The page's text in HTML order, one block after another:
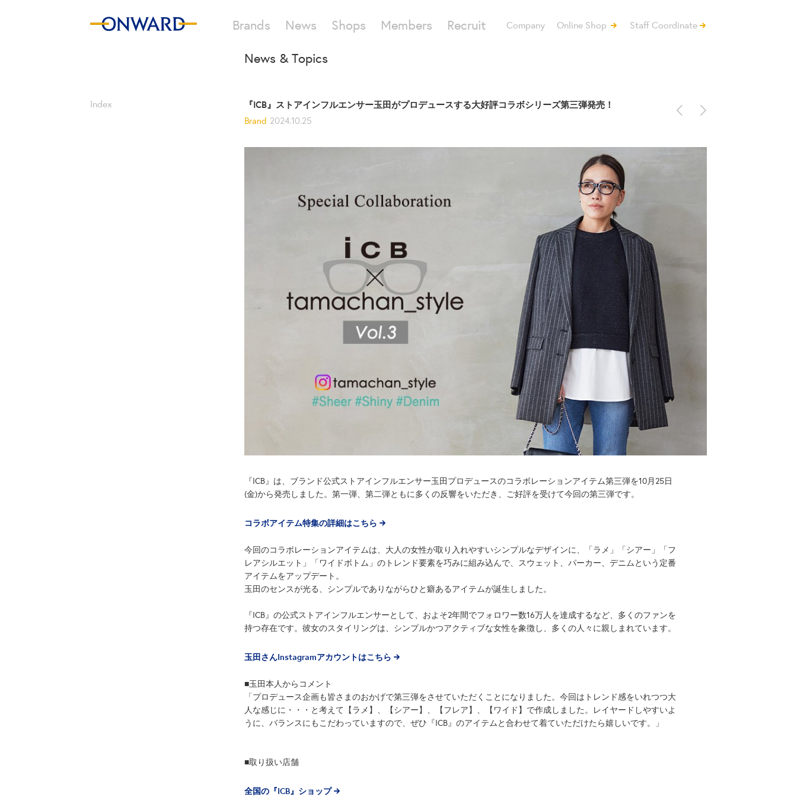
Company Online Shop Staff Coordinate
Brands News Shops Members Recruit
News & Topics
『ICB』ストアインフルエンサー玉田がプロデュースする大好評コラボシリーズ第三弾発売！
Brand 2024.10.25
『ICB』は、ブランド公式ストアインフルエンサー玉田プロデュースのコラボレーションアイテム第三弾を10月25日
(金)から発売しました。第一弾、第二弾ともに多くの反響をいただき、ご好評を受けて今回の第三弾です。
コラボアイテム特集の詳細はこちら
今回のコラボレーションアイテムは、大人の女性が取り入れやすいシンプルなデザインに、「ラメ」「シアー」「フ
レアシルエット」「ワイドボトム」のトレンド要素を巧みに組み込んで、スウェット、パーカー、デニムという定番
アイテムをアップデート。
玉田のセンスが光る、シンプルでありながらひと癖あるアイテムが誕生しました。
『ICB』の公式ストアインフルエンサーとして、およそ2年間でフォロワー数16万人を達成するなど、多くのファンを
持つ存在です。彼女のスタイリングは、シンプルかつアクティブな女性を象徴し、多くの人々に親しまれています。
玉田さんInstagramアカウントはこちら
■玉田本人からコメント
「プロデュース企画も皆さまのおかげで第三弾をさせていただくことになりました。今回はトレンド感をいれつつ大
人な感じに・・・と考えて【ラメ】、【シアー】、【フレア】、【ワイド】で作成しました。レイヤードしやすいよ
うに、バランスにもこだわっていますので、ぜひ『ICB』のアイテムと合わせて着ていただけたら嬉しいです。」
■取り扱い店舗
全国の『ICB』ショップ
< >
Index